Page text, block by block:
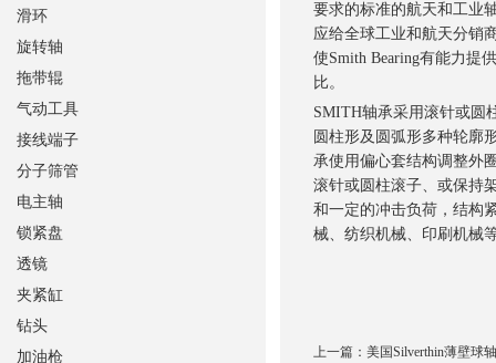
要求的标准的航天和工业
应给全球工业和航天分销
使Smith Bearing有能力提
比。
SMITH轴承采用滚针或圆
圆柱形及圆弧形多种轮廓
承使用偏心套结构调整外
滚针或圆柱滚子、或保持
和一定的冲击负荷，结构
械、纺织机械、印刷机械
上一篇： 美国Silverthin薄壁球
滑环
旋转轴
拖带辊
气动工具
接线端子
分子筛管
电主轴
锁紧盘
透镜
夹紧缸
钻头
加油枪